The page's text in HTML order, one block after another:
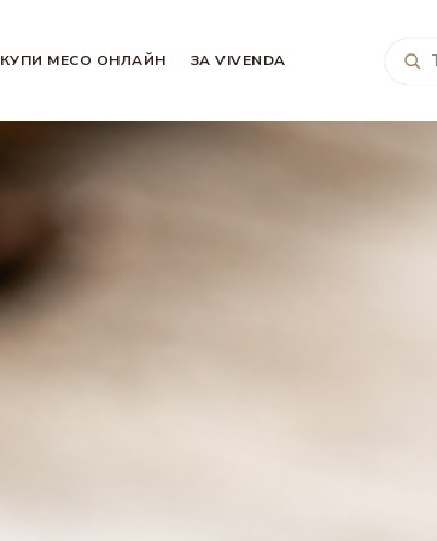
КУПИ МЕСО ОНЛАЙН ЗА VIVENDA